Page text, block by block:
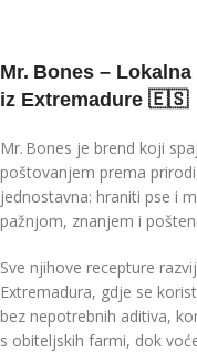
Mr. Bones –
iz Extremadure 🇪🇸
Mr. Bones je brend koji
poštovanjem prema
jednostavna: hraniti pse i
pažnjom, znanjem i
Sve njihove recepture
Extremadura, gdje se
bez nepotrebnih aditiva,
s obiteljskih farmi, dok